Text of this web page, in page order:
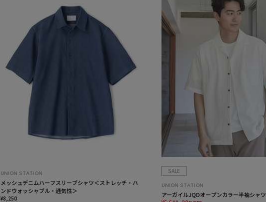
UNION STATION
メッシュデニムハーフスリーブシャツ＜ストレッチ・ハ
ンドウォッシャブル・通気性＞
¥8,250
SALE
UNION STATION
アーガイルJQDオープンカラー半袖シャツ